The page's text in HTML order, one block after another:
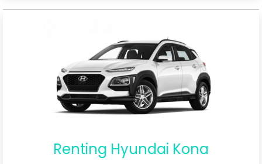
Renting Hyundai Kona